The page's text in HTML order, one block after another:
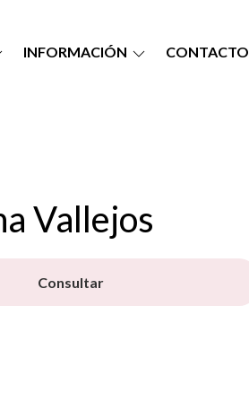
INFORMACIÓN CONTACTO
Vallejos
Consultar